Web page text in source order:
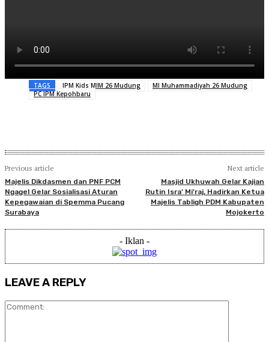
TAGS IPM Kids MIM 26 Mudung
MI Muhammadiyah 26 Mudung
PC IPM Kepohbaru
Previous article
Majelis Dikdasmen dan PNF PCM
Ngagel Gelar Sosialisasi Aturan
Kepegawaian di Spemma Pucang
Surabaya
Next article
Masjid Ukhuwah Gelar Kajian
Rutin Isra’ Mi’raj, Hadirkan Ketua
Majelis Tabligh PDM Kabupaten
Mojokerto
- Iklan -
LEAVE A REPLY